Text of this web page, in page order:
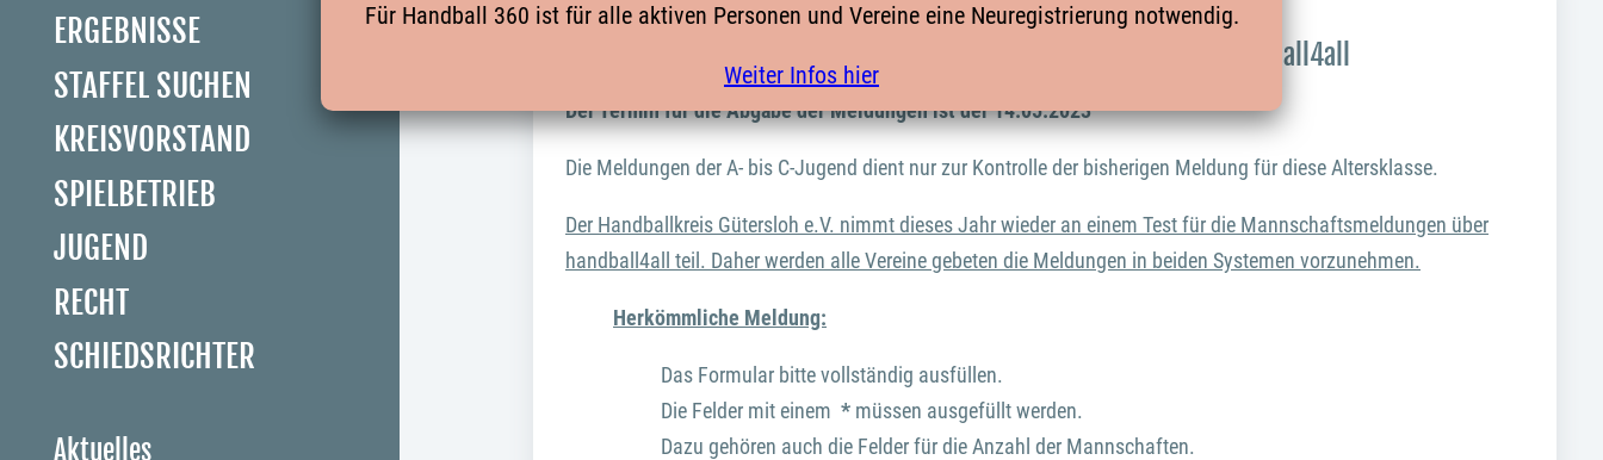
ERGEBNISSE
STAFFEL SUCHEN
KREISVORSTAND
SPIELBETRIEB
JUGEND
RECHT
SCHIEDSRICHTER
Aktuelles
Die Mannschaftsmeldungen für Senioren und Jugendbereich
für Meisterschaft und Pokal erfolgen über die Homepage und Handball4all
Der Termin für die Abgabe der Meldungen ist der 14.05.2023
Die Meldungen der A- bis C-Jugend dient nur zur Kontrolle der bisherigen Meldung für diese Altersklasse.
Der Handballkreis Gütersloh e.V. nimmt dieses Jahr wieder an einem Test für die Mannschaftsmeldungen über
handball4all teil. Daher werden alle Vereine gebeten die Meldungen in beiden Systemen vorzunehmen.
Herkömmliche Meldung:
Das Formular bitte vollständig ausfüllen.
Die Felder mit einem * müssen ausgefüllt werden.
Dazu gehören auch die Felder für die Anzahl der Mannschaften.
Für Handball 360 ist für alle aktiven Personen und Vereine eine Neuregistrierung notwendig.
Weiter Infos hier